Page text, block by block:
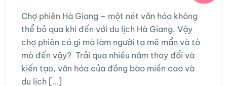
Chợ phiên Hà Giang – một nét văn hóa không
thể bỏ qua khi đến với du lịch Hà Giang. Vậy
chợ phiên có gì mà làm người ta mê mẩn và tò
mò đến vậy? Trải qua nhiều năm thay đổi và
kiến tạo, văn hóa của đồng bào miền cao và
du lịch […]